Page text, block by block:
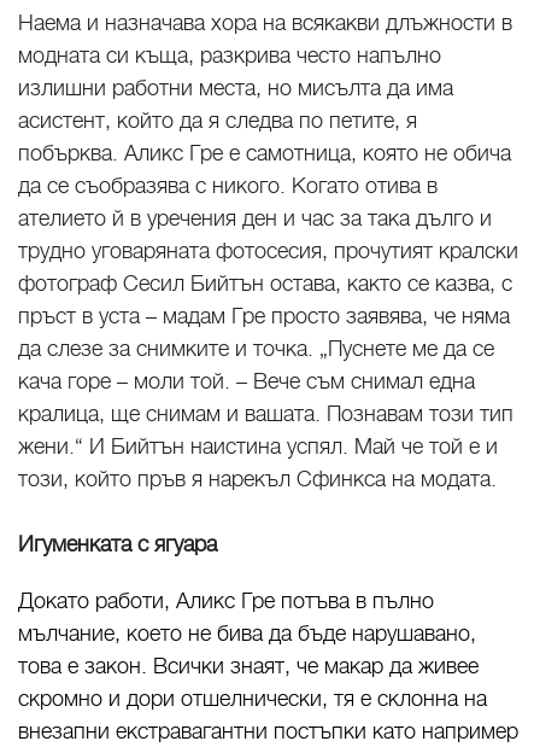
Наема и назначава хора на всякакви длъжности в
модната си къща, разкрива често напълно
излишни работни места, но мисълта да има
асистент, който да я следва по петите, я
побърква. Аликс Гре е самотница, която не обича
да се съобразява с никого. Когато отива в
ателието й в уречения ден и час за така дълго и
трудно уговаряната фотосесия, прочутият кралски
фотограф Сесил Бийтън остава, както се казва, с
пръст в уста – мадам Гре просто заявява, че няма
да слезе за снимките и точка. „Пуснете ме да се
кача горе – моли той. – Вече съм снимал една
кралица, ще снимам и вашата. Познавам този тип
жени.“ И Бийтън наистина успял. Май че той е и
този, който пръв я нарекъл Сфинкса на модата.
Игуменката с ягуара
Докато работи, Аликс Гре потъва в пълно
мълчание, което не бива да бъде нарушавано,
това е закон. Всички знаят, че макар да живее
скромно и дори отшелнически, тя е склонна на
внезапни екстравагантни постъпки като например